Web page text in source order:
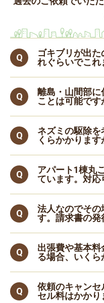
ゴキブリが出
れぐらいでこれ
離島・山間部に
ことは可能です
ネズミの駆除
くらかかります
アパート1棟丸
ています。対応
法人なのでそ
す。請求書の発
出張費や基本
る場合、いくら
依頼のキャンセ
セル料はかかり